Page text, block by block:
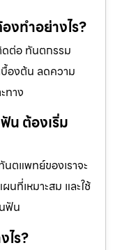
งทำอย่างไร?
ต่อ ทันตกรรม
บื้องต้น ลดความ
ทาง
น ต้องเริ่ม
ตแพทย์ของเราจะ
นที่เหมาะสม และใช้
ฟัน
ไร?